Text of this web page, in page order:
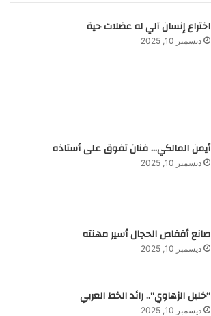
اختراع إنسان آلي له عضلات حية
ديسمبر 10, 2025
أيمن المالكي… فنان تفوق على أستاذه
ديسمبر 10, 2025
صانع أقفاص الحجال أسير مهنته
ديسمبر 10, 2025
“خليل الزهاوي”.. رائد الخط العربي
ديسمبر 10, 2025